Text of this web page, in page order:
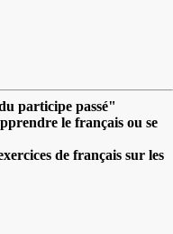
participe passé"
le français ou se
de français sur les